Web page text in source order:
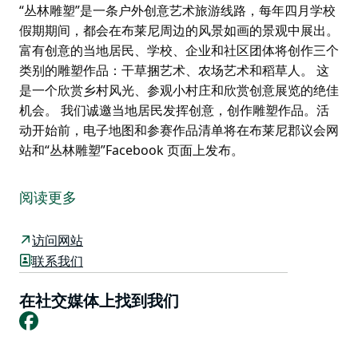
“丛林雕塑”是一条户外创意艺术旅游线路，每年四月学校
假期期间，都会在布莱尼周边的风景如画的景观中展出。
富有创意的当地居民、学校、企业和社区团体将创作三个
类别的雕塑作品：干草捆艺术、农场艺术和稻草人。 这
是一个欣赏乡村风光、参观小村庄和欣赏创意展览的绝佳
机会。 我们诚邀当地居民发挥创意，创作雕塑作品。活
动开始前，电子地图和参赛作品清单将在布莱尼郡议会网
站和“丛林雕塑”Facebook 页面上发布。
假期期间，都会在布莱尼周边的风景如画的景观中展出。
类别的雕塑作品：干草捆艺术、农场艺术和稻草人。
这是一个欣赏乡村风光、参观小村庄和欣赏创意展览的绝
我们诚邀当地居民发挥创意，创作雕塑作品。活动开始
前，电子地图和参赛作品清单将在布莱尼郡议会网站和
阅读更多
访问网站
联系我们
在社交媒体上找到我们
Facebook